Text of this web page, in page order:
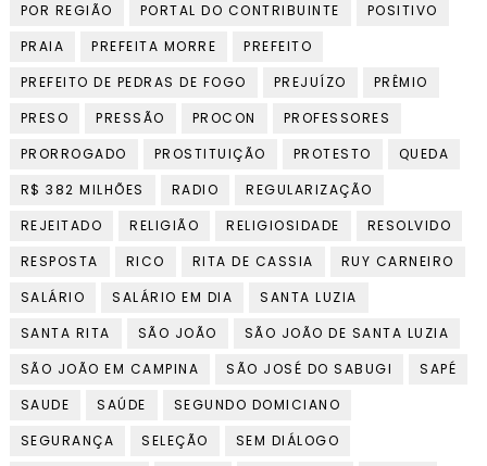
POR REGIÃO
PORTAL DO CONTRIBUINTE
POSITIVO
PRAIA
PREFEITA MORRE
PREFEITO
PREFEITO DE PEDRAS DE FOGO
PREJUÍZO
PRÊMIO
PRESO
PRESSÃO PROCON
PROFESSORES
PRORROGADO
PROSTITUIÇÃO PROTESTO
QUEDA
R$ 382 MILHÕES
RADIO
REGULARIZAÇÃO
REJEITADO
RELIGIÃO RELIGIOSIDADE
RESOLVIDO
RESPOSTA
RICO RITA DE CASSIA
RUY CARNEIRO
SALÁRIO
SALÁRIO EM DIA
SANTA LUZIA
SANTA RITA
SÃO JOÃO
SÃO JOÃO DE SANTA LUZIA
SÃO JOÃO EM CAMPINA
SÃO JOSÉ DO SABUGI
SAPÉ
SAUDE
SAÚDE
SEGUNDO DOMICIANO
SEGURANÇA
SELEÇÃO
SEM DIÁLOGO